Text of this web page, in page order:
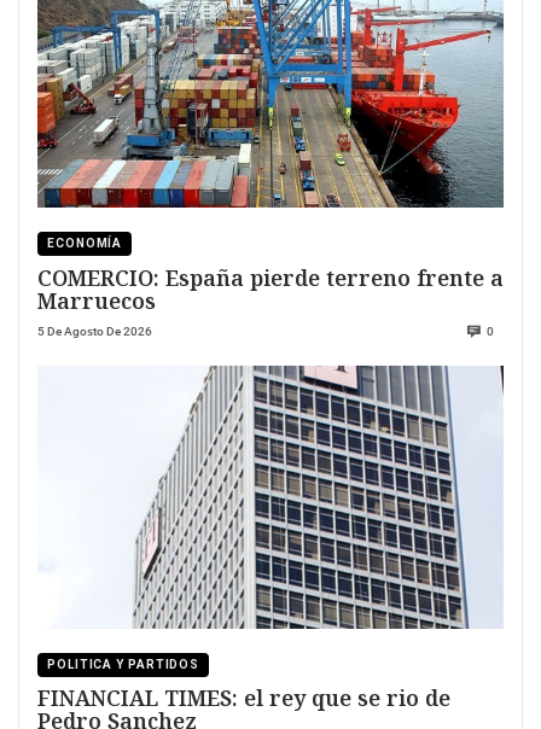
ECONOMÍA
COMERCIO: España pierde terreno frente a
Marruecos
5 De Agosto De 2026 0
POLITICA Y PARTIDOS
FINANCIAL TIMES: el rey que se rio de
Pedro Sanchez